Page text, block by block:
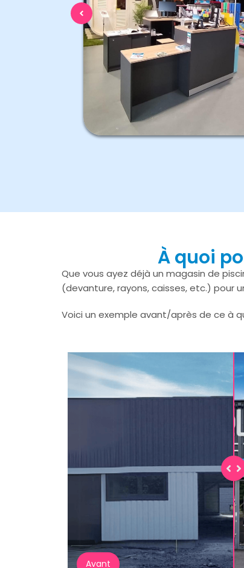
À quoi
Que vous ayez déjà un magasin de
(devanture, rayons, caisses, etc.) pour
Voici un exemple avant/après de ce à
Avant